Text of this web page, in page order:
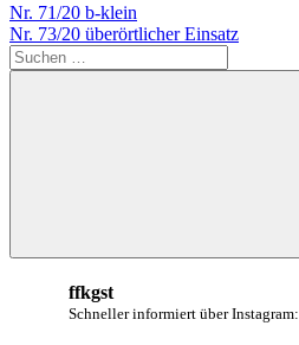
Beitragsnavigation
Vorheriger
Beitrag:
Nr. 71/20 b-klein
Nächster
Beitrag:
Nr. 73/20 überörtlicher Einsatz
Suchen
nach:
Suchen
ffkgst
Schneller informiert über Instagram: